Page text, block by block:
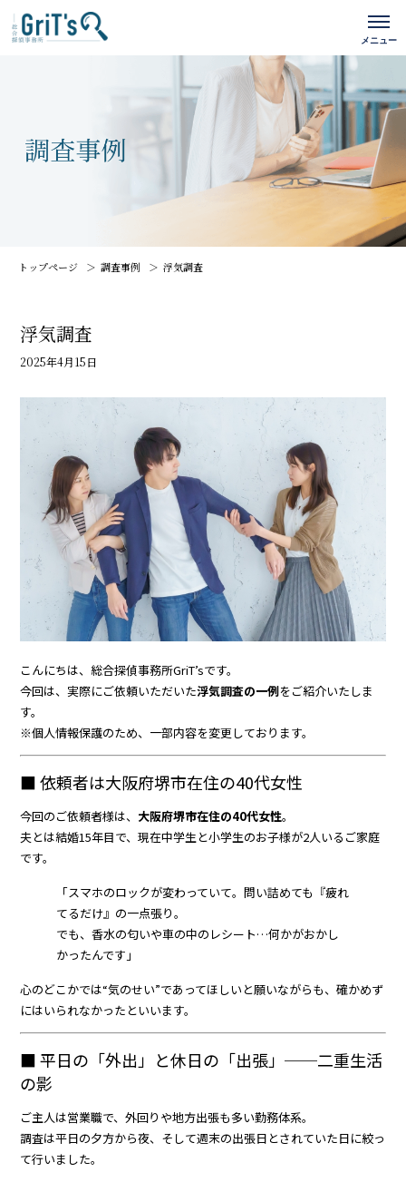
トップページ 調査事例 浮気調査
浮気調査
2025年4月15日
こんにちは、総合探偵事務所GriT’sです。
今回は、実際にご依頼いただいた浮気調査の一例をご紹介いたしま
す。
※個人情報保護のため、一部内容を変更しております。
■ 依頼者は大阪府堺市在住の40代女性
今回のご依頼者様は、 大阪府堺市在住の40代女性。
夫とは結婚15年目で、現在中学生と小学生のお子様が2人いるご家庭
です。
「スマホのロックが変わっていて。問い詰めても『疲れ
てるだけ』の一点張り。
でも、香水の匂いや車の中のレシート…何かがおかし
かったんです」
心のどこかでは“気のせい”であってほしいと願いながらも、確かめず
にはいられなかったといいます。
■ 平日の「外出」と休日の「出張」──二重生活
の影
ご主人は営業職で、外回りや地方出張も多い勤務体系。
調査は平日の夕方から夜、そして週末の出張日とされていた日に絞っ
て行いました。